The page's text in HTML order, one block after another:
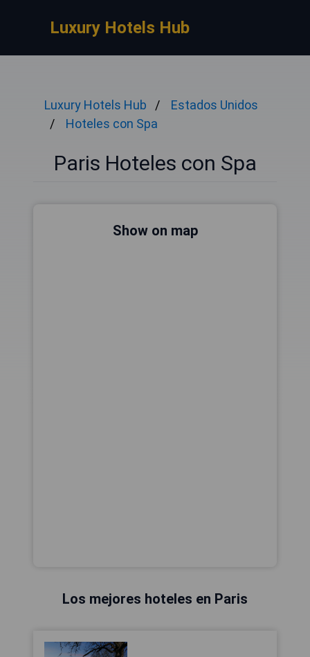
Luxury Hotels Hub
Luxury Hotels Hub
Estados Unidos
Hoteles con Spa
Paris Hoteles con Spa
Show on map
Los mejores hoteles en Paris